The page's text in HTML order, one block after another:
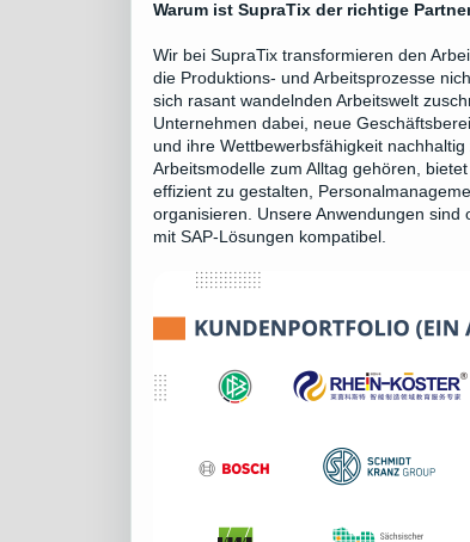
Warum ist SupraTix der richtige
Wir bei SupraTix transformieren den
die Produktions- und Arbeitsprozesse
sich rasant wandelnden Arbeitswelt
Unternehmen dabei, neue
und ihre Wettbewerbsfähigkeit
Arbeitsmodelle zum Alltag gehören,
effizient zu gestalten,
organisieren. Unsere Anwendungen
mit SAP-Lösungen kompatibel.